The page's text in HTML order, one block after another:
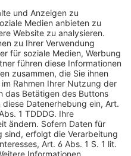
Impressum
Compliance